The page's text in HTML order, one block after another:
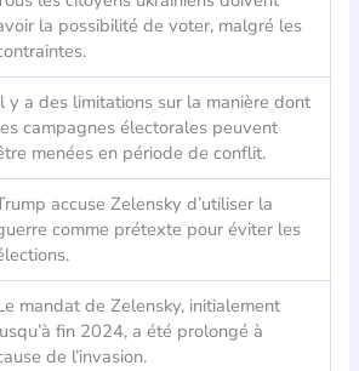
la possibilité de voter, malgré les
y a des limitations sur la manière dont
campagnes électorales peuvent
menées en période de conflit.
accuse Zelensky d’utiliser la
comme prétexte pour éviter les
mandat de Zelensky, initialement
fin 2024, a été prolongé à
de l’invasion.